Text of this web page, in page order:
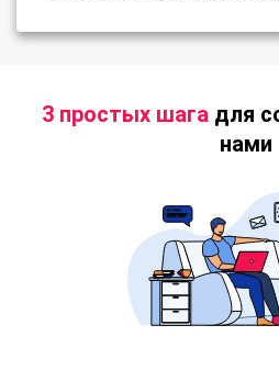
3 простых шагадля
нами